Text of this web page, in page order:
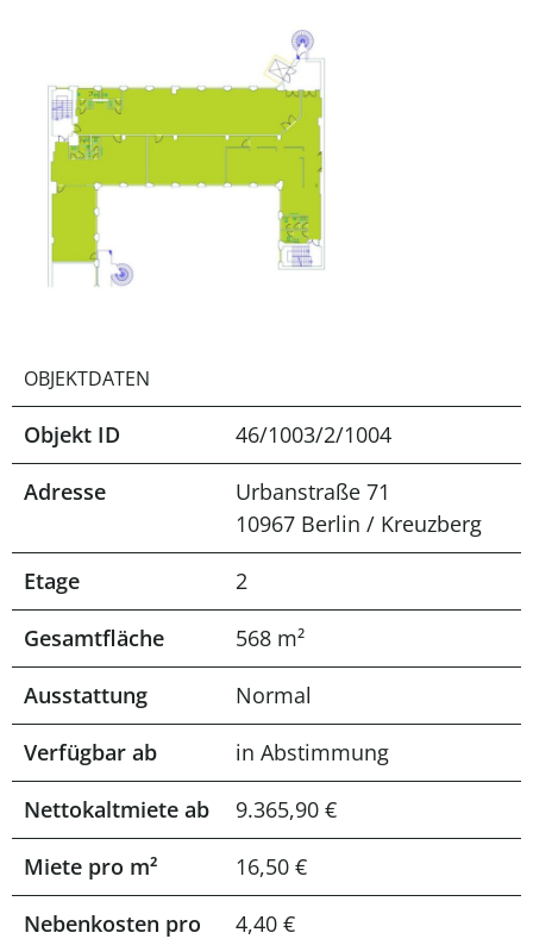
OBJEKTDATEN
Objekt ID
46/1003/2/1004
Adresse
Urbanstraße 71
10967 Berlin / Kreuzberg
Etage
2
Gesamtfläche
568 m²
Ausstattung
Normal
Verfügbar ab
in Abstimmung
Nettokaltmiete ab
9.365,90 €
Miete pro m²
16,50 €
Nebenkosten pro
4,40 €